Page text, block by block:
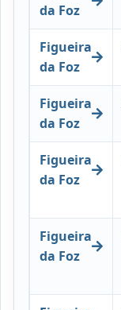
da Foz
Figueira
da Foz
Figueira
da Foz
Figueira
da Foz
Figueira
da Foz